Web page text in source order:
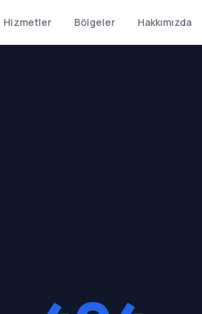
Hizmetler Bölgeler Hakkımızda